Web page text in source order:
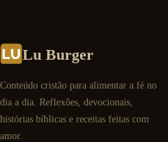
Lu Burger
Conteúdo cristão para alimentar a fé no
dia a dia. Reflexões, devocionais,
histórias bíblicas e receitas feitas com
amor.